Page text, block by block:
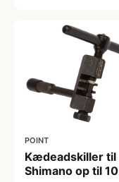
POINT
Kædeadskiller til
Shimano op til 10